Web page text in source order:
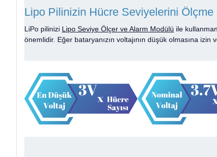
Lipo Pilinizin Hücre Seviyelerini Ölçme
LiPo pilinizi Lipo Seviye Ölçer ve Alarm Modülü ile
önemlidir. Eğer bataryanızın voltajının düşük olmasına